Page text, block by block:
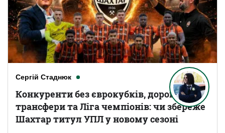
Сергій Стаднюк
Конкуренти без єврокубків, дорогі
трансфери та Ліга чемпіонів: чи збереже
Шахтар титул УПЛ у новому сезоні